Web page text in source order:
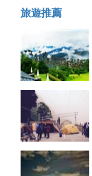
旅遊推薦